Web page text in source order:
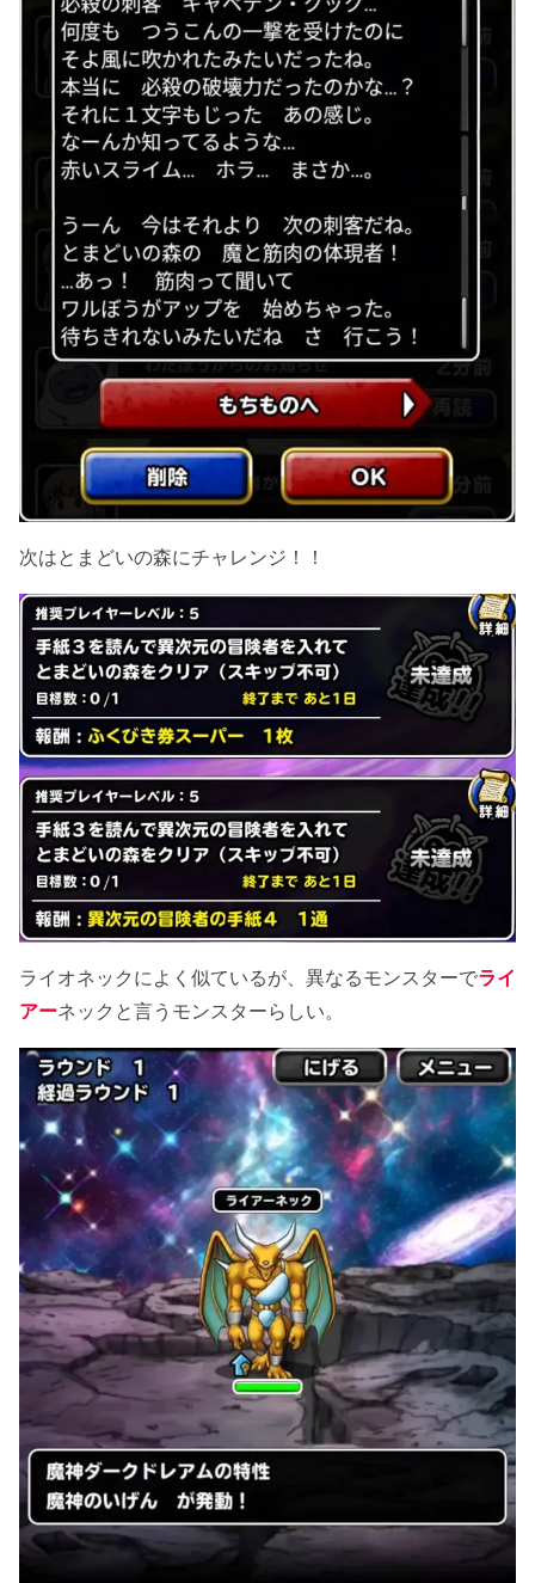
次はとまどいの森にチャレンジ！！
ライオネックによく似ているが、異なるモンスターでライ
アーネックと言うモンスターらしい。